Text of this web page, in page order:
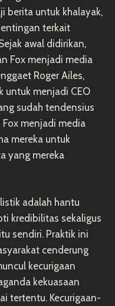
berita untuk khalayak,
terkait
awal didirikan,
Fox menjadi media
Roger Ailes,
untuk menjadi CEO
sudah tendensius
menjadi media
mereka untuk
yang mereka
adalah hantu
kredibilitas sekaligus
sendiri. Praktik ini
cenderung
kecurigaan
kekuasaan
tertentu. Kecurigaan-